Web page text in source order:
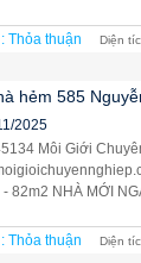
: Thỏa thuận Diện
hẻm 585
2025
Môi Giới
- 82m2 NHÀ MỚI
: Thỏa thuận Diện